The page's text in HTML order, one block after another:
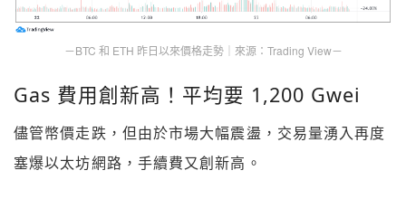
－BTC 和 ETH 昨日以來價格走勢｜來源：Trading View－
Gas 費用創新高！平均要 1,200 Gwei
儘管幣價走跌，但由於市場大幅震盪，交易量湧入再度
塞爆以太坊網路，手續費又創新高。